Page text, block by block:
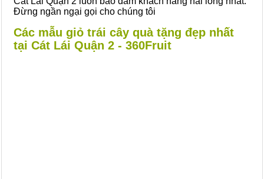
Đừng ngần ngại gọi cho chúng tôi
Các mẫu giỏ trái cây quà tặng đẹp nhất
tại Cát Lái Quận 2 - 360Fruit